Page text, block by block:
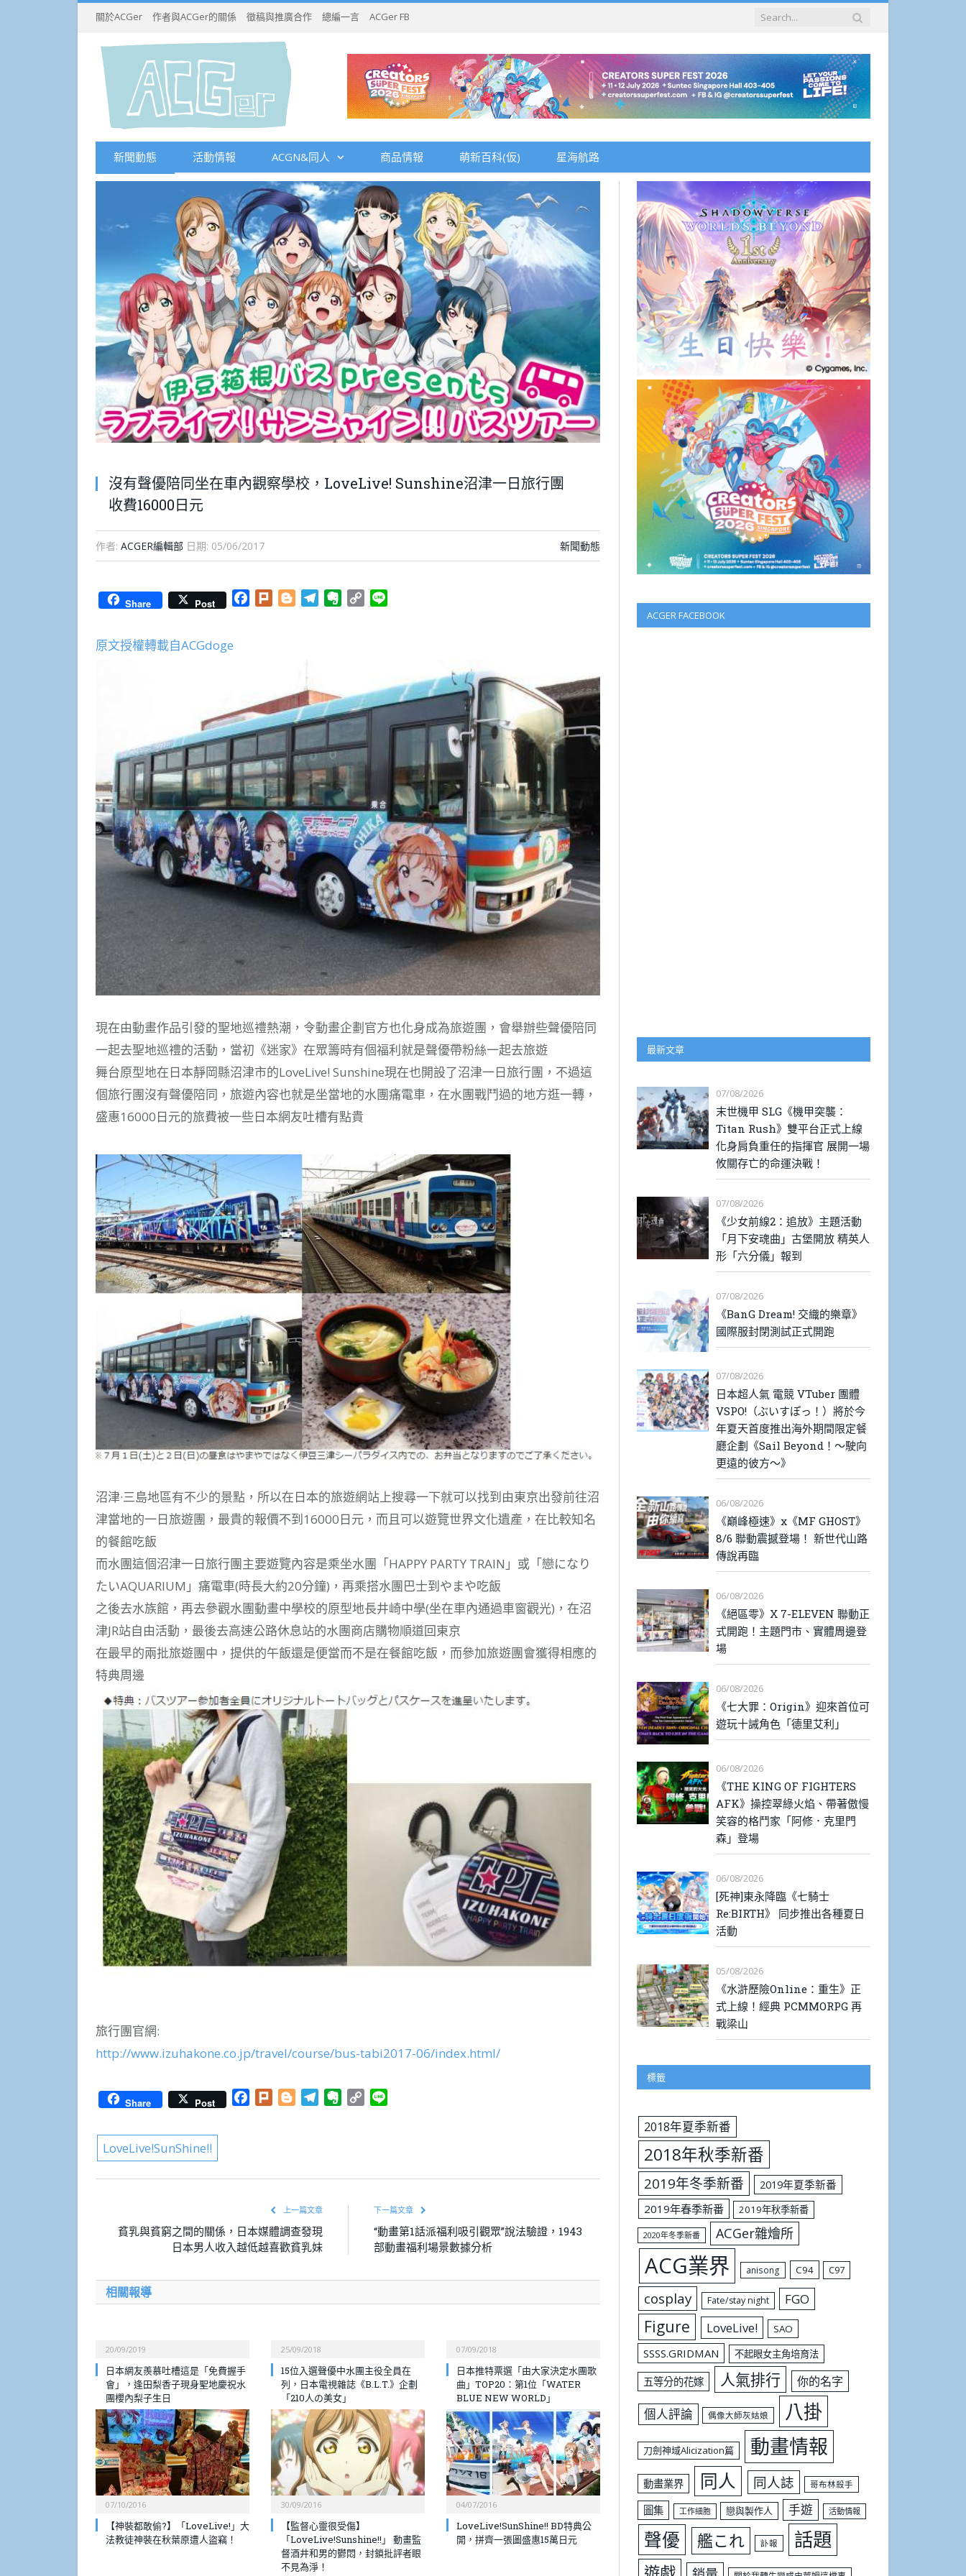
關於ACGer 作者與ACGer的關係 徵稿與推廣合作 總編一言 ACGer FB
新聞動態 活動情報 ACGN&同人 商品情報 萌新百科(仮) 星海航路
沒有聲優陪同坐在車內觀察學校，LoveLive! Sunshine沼津一日旅行團
收費16000日元
作者: ACGER編輯部 日期: 05/06/2017 新聞動態
Share Post Facebook
Plurk BloggerTelegramEvernote
Copy
原文授權轉載自ACGdoge
現在由動畫作品引發的聖地巡禮熱潮，令動畫企劃官方也化身成為旅遊團，會舉辦些聲優陪同
一起去聖地巡禮的活動，當初《迷家》在眾籌時有個福利就是聲優帶粉絲一起去旅遊
舞台原型地在日本靜岡縣沼津市的LoveLive! Sunshine現在也開設了沼津一日旅行團，不過這
個旅行團沒有聲優陪同，旅遊內容也就是坐當地的水團痛電車，在水團戰鬥過的地方逛一轉，
盛惠16000日元的旅費被一些日本網友吐槽有點貴
沼津·三島地區有不少的景點，所以在日本的旅遊網站上搜尋一下就可以找到由東京出發前往沼
津當地的一日旅遊團，最貴的報價不到16000日元，而且可以遊覽世界文化遺產，在比較知名
的餐館吃飯
而水團這個沼津一日旅行團主要遊覽內容是乘坐水團「HAPPY PARTY TRAIN」或「戀になり
たいAQUARIUM」痛電車(時長大約20分鐘)，再乘搭水團巴士到やまや吃飯
之後去水族館，再去參觀水團動畫中學校的原型地長井崎中學(坐在車內通過車窗觀光)，在沼
津JR站自由活動，最後去高速公路休息站的水團商店購物順道回東京
在最早的兩批旅遊團中，提供的午飯還是便當而不是在餐館吃飯，而參加旅遊團會獲得相應的
特典周邊
旅行團官網:
http://www.izuhakone.co.jp/travel/course/bus-tabi2017-06/index.html/
Share Post Facebook
Plurk BloggerTelegramEvernote
Copy
LoveLive!SunShine!!
上一篇文章
貧乳與貧窮之間的關係，日本媒體調查發現
日本男人收入越低越喜歡貧乳妹
下一篇文章
“動畫第1話派福利吸引觀眾”說法驗證，1943
部動畫福利場景數據分析
相關報導
20/09/2019
日本網友羨慕吐槽這是「免費握手
會」，逢田梨香子現身聖地慶祝水
團櫻內梨子生日
25/09/2018
15位入選聲優中水團主役全員在
列，日本電視雜誌《B.L.T.》企劃
「210人の美女」
07/09/2018
日本推特票選「由大家決定水團歌
曲」TOP20：第1位「WATER
BLUE NEW WORLD」
07/10/2016
【神裝都敢偷?】「LoveLive!」大
法教徒神裝在秋葉原遭人盜竊！
30/09/2016
【監督心靈很受傷】
「LoveLive!Sunshine!!」 動畫監
督酒井和男的鬱悶，封鎖批評者眼
不見為淨！
04/07/2016
LoveLive!SunShine!! BD特典公
開，拼齊一張圖盛惠15萬日元
ACGER FACEBOOK
最新文章
07/08/2026
末世機甲 SLG《機甲突襲：
Titan Rush》雙平台正式上線
化身肩負重任的指揮官 展開一場
攸關存亡的命運決戰！
07/08/2026
《少女前線2：追放》主題活動
「月下安魂曲」古堡開放 精英人
形「六分儀」報到
07/08/2026
《BanG Dream! 交織的樂章》
國際服封閉測試正式開跑
07/08/2026
日本超人氣 電競 VTuber 團體
VSPO!（ぶいすぽっ！）將於今
年夏天首度推出海外期間限定餐
廳企劃《Sail Beyond！～駛向
更遠的彼方～》
06/08/2026
《巔峰極速》x《MF GHOST》
8/6 聯動震撼登場！ 新世代山路
傳說再臨
06/08/2026
《絕區零》X 7-ELEVEN 聯動正
式開跑！主題門市、實體周邊登
場
06/08/2026
《七大罪：Origin》迎來首位可
遊玩十誡角色「德里艾利」
06/08/2026
《THE KING OF FIGHTERS
AFK》操控翠綠火焰、帶著傲慢
笑容的格鬥家「阿修．克里門
森」登場
06/08/2026
[死神]東永降臨《七騎士
Re:BIRTH》 同步推出各種夏日
活動
05/08/2026
《水滸歷險Online：重生》正
式上線！經典 PCMMORPG 再
戰梁山
標籤
2018年夏季新番
2018年秋季新番
2019年冬季新番
2019年夏季新番
2019年春季新番
2019年秋季新番
2020年冬季新番 ACGer雜燴所
ACG業界 anisong C94 C97
cosplay Fate/stay night FGO
Figure LoveLive! SAO
SSSS.GRIDMAN 不起眼女主角培育法
五等分的花嫁 人氣排行 你的名字
個人評論 偶像大師灰姑娘 八掛
刀劍神域Alicization篇 動畫情報
動畫業界 同人 同人誌 哥布林殺手
圖集 工作細胞 戀與製作人 手遊 活動情報
聲優 艦これ 訃報 話題